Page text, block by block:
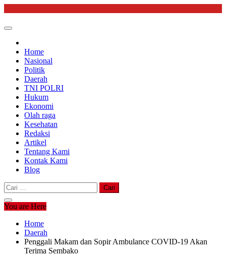
content
Home
Nasional
Politik
Daerah
TNI POLRI
Hukum
Ekonomi
Olah raga
Kesehatan
Redaksi
Artikel
Tentang Kami
Kontak Kami
Blog
Cari
untuk:
You are Here
Home
Daerah
Penggali Makam dan Sopir Ambulance COVID-19 Akan
Terima Sembako